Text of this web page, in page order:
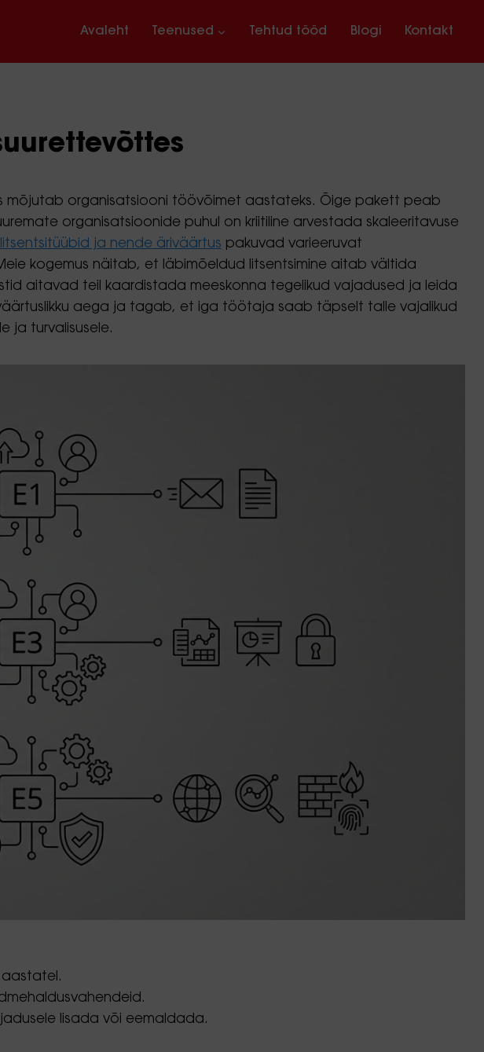
Avaleht Teenused Tehtud tööd Blogi Kontakt
mõjutab organisatsiooni töövõimet aastateks. Õige pakett peab
organisatsioonide puhul on kriitiline arvestada skaleeritavuse
litsentsitüübid ja nende äriväärtus pakuvad varieeruvat
kogemus näitab, et läbimõeldud litsentsimine aitab vältida
aitavad teil kaardistada meeskonna tegelikud vajadused ja leida
aega ja tagab, et iga töötaja saab täpselt talle vajalikud
ja turvalisusele.
aastatel.
lisada või eemaldada.